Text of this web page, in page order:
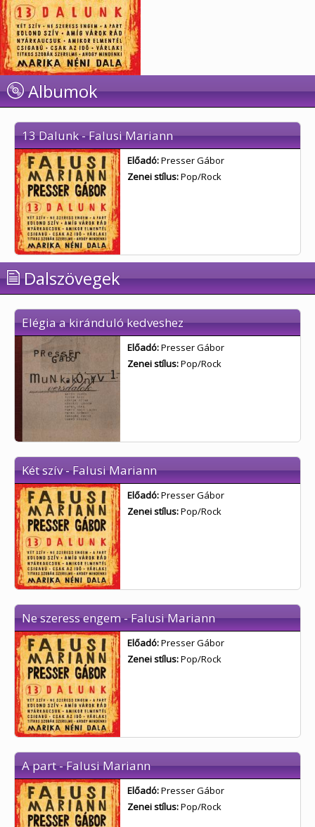
Albumok
13 Dalunk - Falusi Mariann
Előadó:Presser Gábor
Zenei stílus:Pop/Rock
Dalszövegek
Elégia a kiránduló kedveshez
Előadó:Presser Gábor
Zenei stílus:Pop/Rock
Két szív - Falusi Mariann
Előadó:Presser Gábor
Zenei stílus:Pop/Rock
Ne szeress engem - Falusi Mariann
Előadó:Presser Gábor
Zenei stílus:Pop/Rock
A part - Falusi Mariann
Előadó:Presser Gábor
Zenei stílus:Pop/Rock